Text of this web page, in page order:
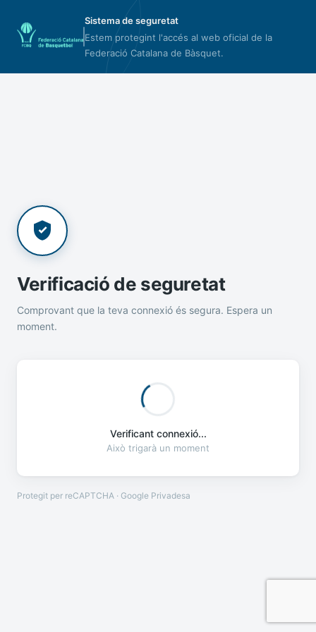
Sistema de seguretat
Estem protegint l'accés al web oficial de la
Federació Catalana de Bàsquet.
Verificació de seguretat
Comprovant que la teva connexió és segura. Espera un
moment.
Verificant connexió...
Això trigarà un moment
Protegit per reCAPTCHA · Google Privadesa